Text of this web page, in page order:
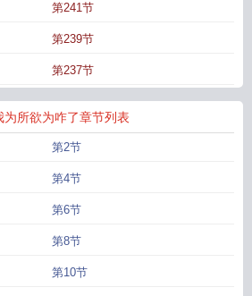
第241节
第239节
第237节
所欲为咋了章节列表
第2节
第4节
第6节
第8节
第10节